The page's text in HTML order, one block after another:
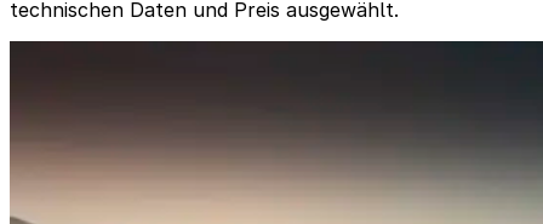
technischen Daten und Preis ausgewählt.